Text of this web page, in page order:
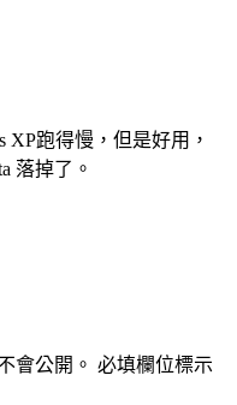
XP跑得慢，但是好用，
落掉了。
會公開。 必填欄位標示